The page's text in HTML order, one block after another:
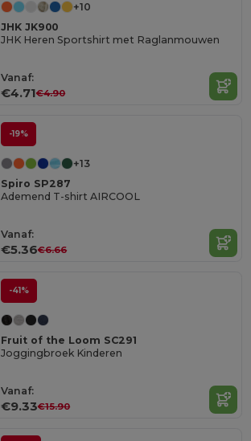
+10
JHK JK900
JHK Heren Sportshirt met Raglanmouwen
Vanaf:
€4.71€4.90
-19%
+13
Spiro SP287
Ademend T-shirt AIRCOOL
Vanaf:
€5.36€6.66
-41%
Fruit of the Loom SC291
Joggingbroek Kinderen
Vanaf:
€9.33€15.90